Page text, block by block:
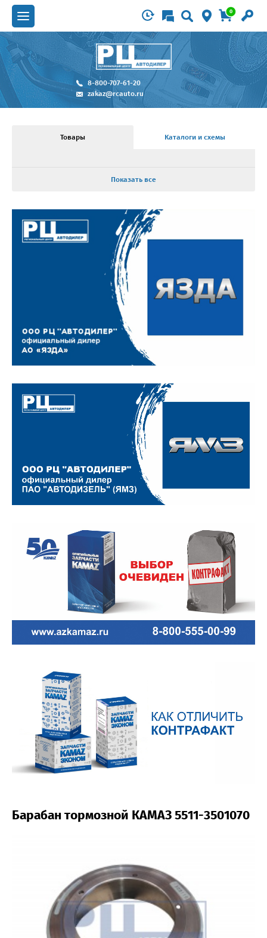
0
8-800-707-61-20
zakaz@rcauto.ru
Товары Каталоги и схемы
Показать все
Барабан тормозной КАМАЗ 5511-3501070